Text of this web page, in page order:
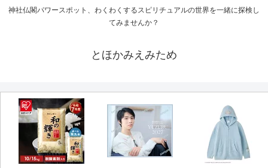
神社仏閣パワースポット、わくわくするスピリチュアルの世界を一緒に探検し
てみませんか？
とほかみえみため